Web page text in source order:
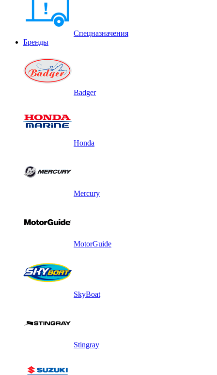
Спецназначения
Бренды
Badger
Honda
Mercury
MotorGuide
SkyBoat
Stingray